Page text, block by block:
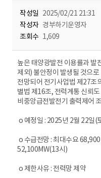
작성일 2025/02/21 21:31
작성자 경부하기운영자
조회수 1,609
높은 태양광발전 이용률과 발
제외) 불안정이 발생될 것으로
전망되어 전기사업법 제27조
별법 제16조, 전력계통 신뢰
비중앙급전발전기 출력제어
o 예정일 : 2025년 2월 22일(
o 수급전망 : 최대수요
52,100MW(13시)
o 제한사유 : 전력망 제약